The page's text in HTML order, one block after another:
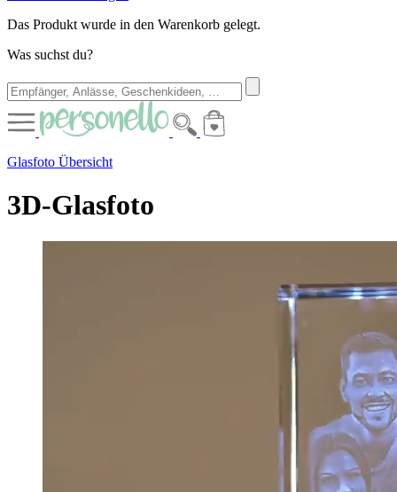
Das Produkt wurde in den Warenkorb gelegt.
Was suchst du?
Glasfoto Übersicht
3D-Glasfoto